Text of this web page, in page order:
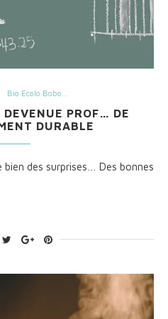
Bio Ecolo Bobo...
DEVENUE PROF… DE
DURABLE
bien des surprises… Des bonnes